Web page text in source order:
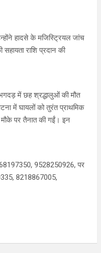
हादसे के मजिस्ट्रियल जांच
राशि प्रदान की
में छह श्रद्धालुओं की मौत
में घायलों को तुरंत प्राथमिक
पर तैनात की गईं। इन
9528250926, पर
8218867005,